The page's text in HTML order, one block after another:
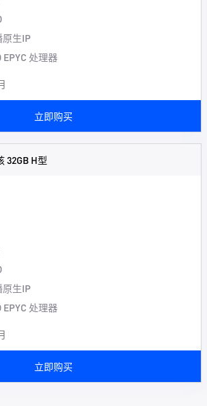
生IP
处理器
立即购买
32GB H型
生IP
处理器
立即购买